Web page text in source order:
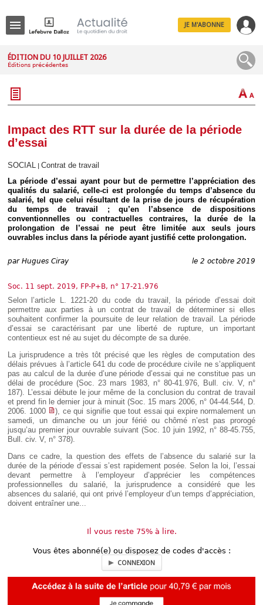
IT
JE M'ABONNE
ÉDITION DU 10 JUILLET 2026
Éditions précédentes
Impact des RTT sur la durée de la période
d’essai
SOCIAL
Contrat de travail
La période d’essai ayant pour but de permettre l’appréciation des
qualités du salarié, celle-ci est prolongée du temps d’absence du
salarié, tel que celui résultant de la prise de jours de récupération
du temps de travail ; qu’en l’absence de dispositions
conventionnelles ou contractuelles contraires, la durée de la
prolongation de l’essai ne peut être limitée aux seuls jours
ouvrables inclus dans la période ayant justifié cette prolongation.
par Hugues Ciray le 2 octobre 2019
Soc. 11 sept. 2019, FP-P+B, n° 17-21.976
Selon l’article L. 1221-20 du code du travail, la période d’essai doit
permettre aux parties à un contrat de travail de déterminer si elles
souhaitent confirmer la poursuite de leur relation de travail. La période
d’essai se caractérisant par une liberté de rupture, un important
contentieux est né au sujet du décompte de sa durée.
La jurisprudence a très tôt précisé que les règles de computation des
délais prévues à l’article 641 du code de procédure civile ne s’appliquent
pas au calcul de la durée d’une période d’essai qui ne constitue pas un
délai de procédure (Soc. 23 mars 1983, n° 80-41.976, Bull. civ. V, n°
187). L’essai débute le jour même de la conclusion du contrat de travail
et prend fin le dernier jour à minuit (Soc. 15 mars 2006, n° 04-44.544, D.
2006. 1000
), ce qui signifie que tout essai qui expire normalement un
samedi, un dimanche ou un jour férié ou chômé n’est pas prorogé
jusqu’au premier jour ouvrable suivant (Soc. 10 juin 1992, n° 88-45.755,
Bull. civ. V, n° 378).
Dans ce cadre, la question des effets de l’absence du salarié sur la
durée de la période d’essai s’est rapidement posée. Selon la loi, l’essai
devant permettre à l’employeur d’apprécier les compétences
professionnelles du salarié, la jurisprudence a considéré que les
absences du salarié, qui ont privé l’employeur d’un temps d’appréciation,
doivent entraîner une...
Il vous reste 75% à lire.
Vous êtes abonné(e) ou disposez de codes d'accès :
CONNEXION